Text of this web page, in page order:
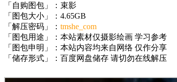
「自购图包」：束影
「图包大小」：4.65GB
「解压密码」： tmshe_com
「图包用途」：本站素材仅摄影绘画 学习参考
「图包申明」：本站内容均来自网络 仅作分享
「储存形式」：百度网盘储存 请切勿在线解压